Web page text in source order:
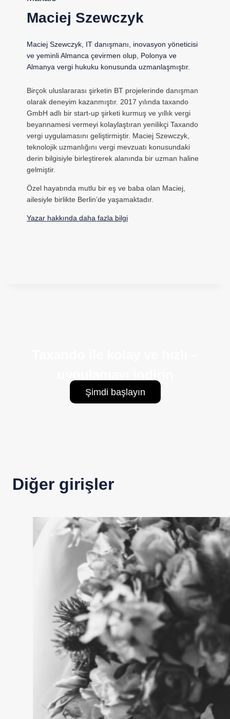
Maciej Szewczyk
Maciej Szewczyk, IT danışmanı, inovasyon yöneticisi
ve yeminli Almanca çevirmen olup, Polonya ve
Almanya vergi hukuku konusunda uzmanlaşmıştır.
Birçok uluslararası şirketin BT projelerinde danışman
olarak deneyim kazanmıştır. 2017 yılında taxando
GmbH adlı bir start-up şirketi kurmuş ve yıllık vergi
beyannamesi vermeyi kolaylaştıran yenilikçi Taxando
vergi uygulamasını geliştirmiştir. Maciej Szewczyk,
teknolojik uzmanlığını vergi mevzuatı konusundaki
derin bilgisiyle birleştirerek alanında bir uzman haline
gelmiştir.
Özel hayatında mutlu bir eş ve baba olan Maciej,
ailesiyle birlikte Berlin’de yaşamaktadır.
Yazar hakkında daha fazla bilgi
Şimdi başlayın
Diğer girişler